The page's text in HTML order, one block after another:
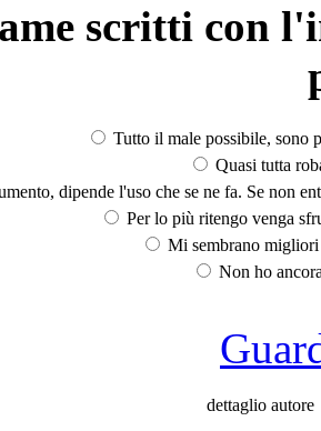
scritti con
Tutto il male possibile, sono
Quasi tutta
dipende l'uso che se ne fa. Se non
Per lo più ritengo venga
Mi sembrano
Non ho
dettaglio autore